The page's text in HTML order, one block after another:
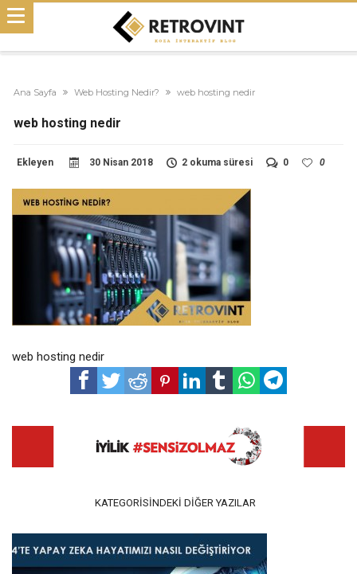
Ana Sayfa Web Hosting Nedir? web hosting nedir
web hosting nedir
Ekleyen 30 Nisan 2018 2 okuma süresi 0 0
web hosting nedir
KATEGORISINDEKI DIĞER YAZILAR